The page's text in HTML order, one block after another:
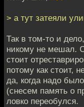
> а тут затеяли
Так в том-то и
никому не мешал.
стоит
потому как стоит,
да, когда надо
(снесем память о
ловко переобулся.